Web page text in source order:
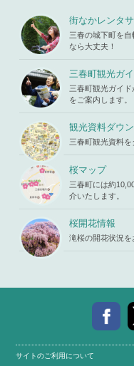
parts/picu
p.phpon li
ne19
iharukoma.
com/public
_html/wp-c
ontent/the
mes/mihar
u/template-
parts/picu
p.phpon li
ne19
ttempt to re
ad property
"ID" on null
in/home/x
iharukoma.
com/public
_html/wp-c
ontent/the
mes/mihar
u/template-
parts/picu
p.phpon li
ne 19
街なかレンタ
三春の城下町を
なら大丈夫！
三春町観光ガ
三春町観光ガイ
をご案内します。
観光資料ダウ
三春町観光資料を
桜マップ
三春町には約
介いたします。
桜開花情報
滝桜の開花状況を
サイトのご利用について